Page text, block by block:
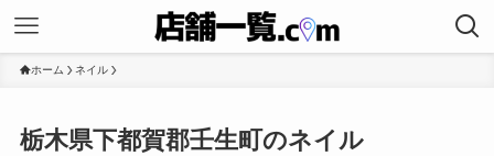
ホーム ネイル
栃木県下都賀郡壬生町のネイル